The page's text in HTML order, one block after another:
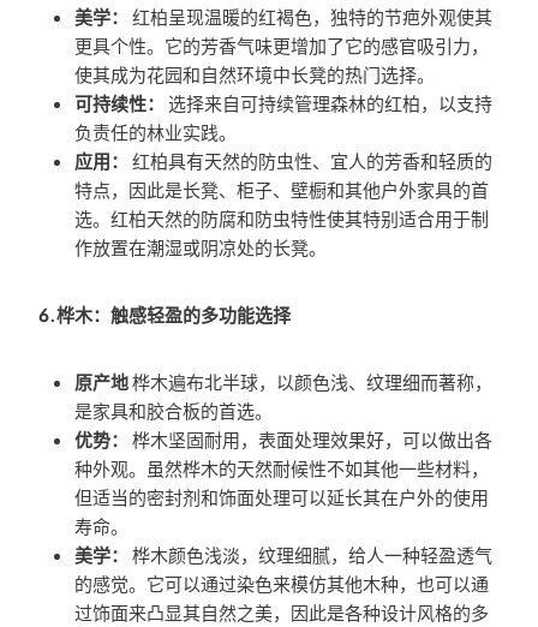
美学：
红柏呈现温暖的红褐色，独特的节疤外观使其
更具个性。它的芳香气味更增加了它的感官吸引力，
使其成为花园和自然环境中长凳的热门选择。
可持续性：
选择来自可持续管理森林的红柏，以支持
负责任的林业实践。
应用：
红柏具有天然的防虫性、宜人的芳香和轻质的
特点，因此是长凳、柜子、壁橱和其他户外家具的首
选。红柏天然的防腐和防虫特性使其特别适合用于制
作放置在潮湿或阴凉处的长凳。
6.桦木：触感轻盈的多功能选择
原产地桦木遍布北半球，以颜色浅、纹理细而著称，
是家具和胶合板的首选。
优势：
桦木坚固耐用，表面处理效果好，可以做出各
种外观。虽然桦木的天然耐候性不如其他一些材料，
但适当的密封剂和饰面处理可以延长其在户外的使用
寿命。
美学：
桦木颜色浅淡，纹理细腻，给人一种轻盈透气
的感觉。它可以通过染色来模仿其他木种，也可以通
过饰面来凸显其自然之美，因此是各种设计风格的多